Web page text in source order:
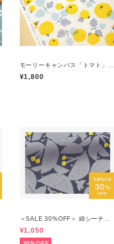
モーリーキャンバス「トマト」黄
色 ／50cmにつき
¥1,800
＜SALE 30%OFF＞ 綿シーチン
グ「ロクワット」チャコール／5
0cmにつき
¥1,050